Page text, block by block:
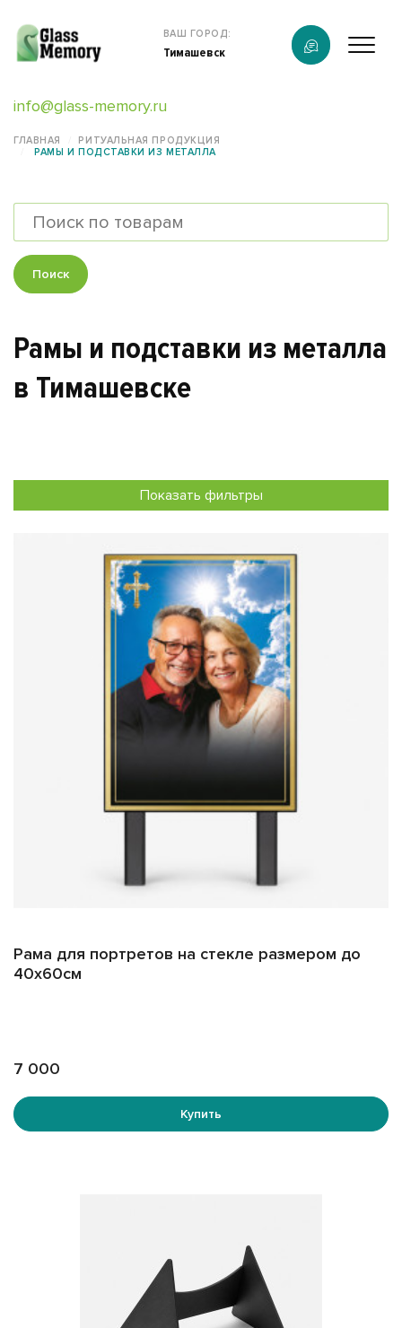
info@glass-memory.ru
ВАШ ГОРОД:
Тимашевск
Продукция
Калькулятор
информация
Контакты
ГЛАВНАЯ
РИТУАЛЬНАЯ ПРОДУКЦИЯ
РАМЫ И ПОДСТАВКИ ИЗ МЕТАЛЛА
Поиск
Рамы и подставки из металла
в Тимашевске
Рама для портретов на стекле размером до
40х60см
7 000
Купить
Показать фильтры